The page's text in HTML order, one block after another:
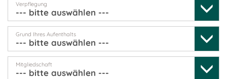
Verpflegung
Grund Ihres Aufenthalts
Mitgliedschaft